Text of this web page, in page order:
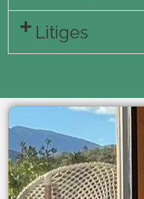
Litiges